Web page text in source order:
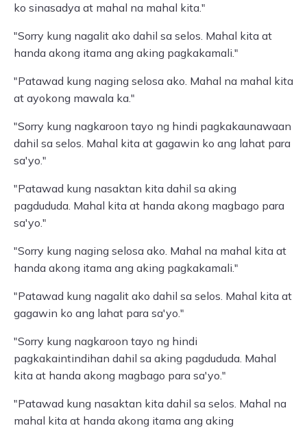
ko sinasadya at mahal na mahal kita."
"Sorry kung nagalit ako dahil sa selos. Mahal kita at
handa akong itama ang aking pagkakamali."
"Patawad kung naging selosa ako. Mahal na mahal kita
at ayokong mawala ka."
"Sorry kung nagkaroon tayo ng hindi pagkakaunawaan
dahil sa selos. Mahal kita at gagawin ko ang lahat para
sa'yo."
"Patawad kung nasaktan kita dahil sa aking
pagdududa. Mahal kita at handa akong magbago para
sa'yo."
"Sorry kung naging selosa ako. Mahal na mahal kita at
handa akong itama ang aking pagkakamali."
"Patawad kung nagalit ako dahil sa selos. Mahal kita at
gagawin ko ang lahat para sa'yo."
"Sorry kung nagkaroon tayo ng hindi
pagkakaintindihan dahil sa aking pagdududa. Mahal
kita at handa akong magbago para sa'yo."
"Patawad kung nasaktan kita dahil sa selos. Mahal na
mahal kita at handa akong itama ang aking